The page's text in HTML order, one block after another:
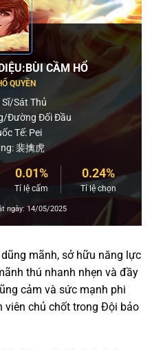
CẦM HỔ
QUYỀN
Sát Thủ
Đường Đối Đầu
Tế: Pei
裴擒虎
0.01%
Tỉ lệ cấm
0.24%
Tỉ lệ chọn
ngày: 14/05/2025
mãnh, sở hữu năng lực
thú nhanh nhẹn và đầy
cảm và sức mạnh phi
chủ chốt trong Đội bảo